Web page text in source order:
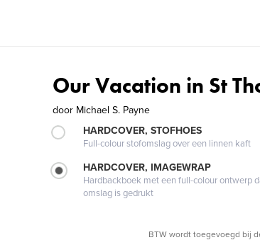
Our Vacation in St
door Michael S. Payne
HARDCOVER, STOFHOES
Full-colour stofomslag over een linnen kaft
HARDCOVER, IMAGEWRAP
Hardbackboek met een full-colour ontwerp
omslag is gedrukt
BTW wordt toegevoegd bij